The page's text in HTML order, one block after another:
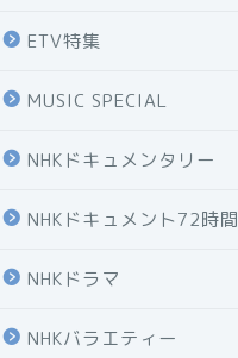
ETV特集
MUSIC SPECIAL
NHKドキュメンタリー
NHKドキュメント72時間
NHKドラマ
NHKバラエティー